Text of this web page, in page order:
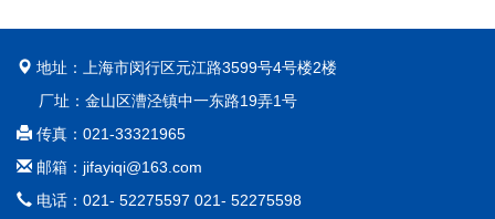
地址：上海市闵行区元江路3599号4号楼2楼
厂址：金山区漕泾镇中一东路19弄1号
传真：021-33321965
邮箱：jifayiqi@163.com
电话：021- 52275597 021- 52275598